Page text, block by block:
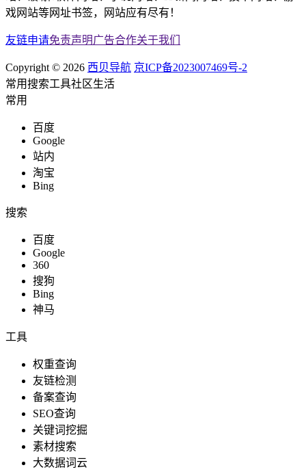
戏网站等网址书签，网站应有尽有！
友链申请免责声明广告合作关于我们
Copyright © 2026 西贝导航 京ICP备2023007469号-2
常用搜索工具社区生活
常用
百度
Google
站内
淘宝
Bing
搜索
百度
Google
360
搜狗
Bing
神马
工具
权重查询
友链检测
备案查询
SEO查询
关键词挖掘
素材搜索
大数据词云